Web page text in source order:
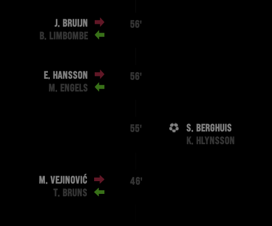
J. BRUIJN
B. LIMBOMBE
56'
E. HANSSON
M. ENGELS
56'
55'
S. BERGHUIS
K. HLYNSSON
M. VEJINOVIĆ
T. BRUNS
46'